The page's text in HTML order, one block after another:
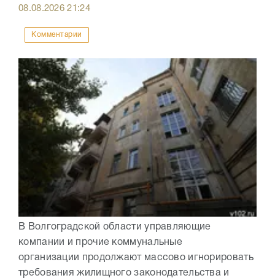
08.08.202621:24
Комментарии
В Волгоградской области управляющие
компании и прочие коммунальные
организации продолжают массово игнорировать
требования жилищного законодательства и